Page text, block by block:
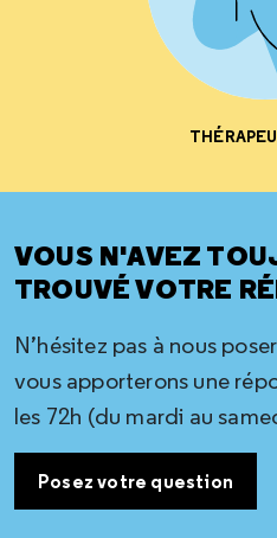
VOUS N'AVEZ
TROUVÉ VOTRE
N’hésitez pas à nous
vous apporterons une
les 72h (du mardi au
Posez votre question